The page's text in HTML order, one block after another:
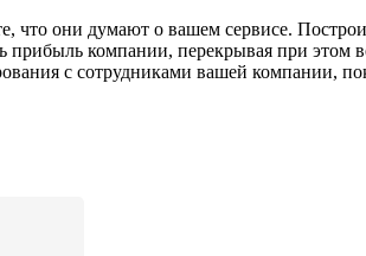
они думают о вашем сервисе.
компании, перекрывая при этом
с сотрудниками вашей компании,